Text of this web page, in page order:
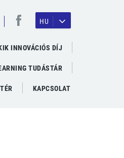
HU
INNOVÁCIÓS DÍJ
TUDÁSTÁR
KAPCSOLAT